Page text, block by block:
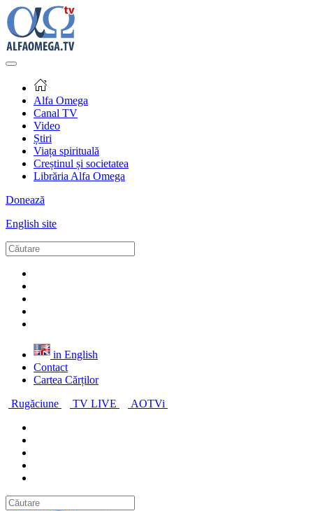
Alfa Omega
Canal TV
Video
Știri
Viața spirituală
Creștinul și societatea
Librăria Alfa Omega
Donează
English site
in English
Contact
Cartea Cărților
Rugăciune
TV LIVE AOTVi